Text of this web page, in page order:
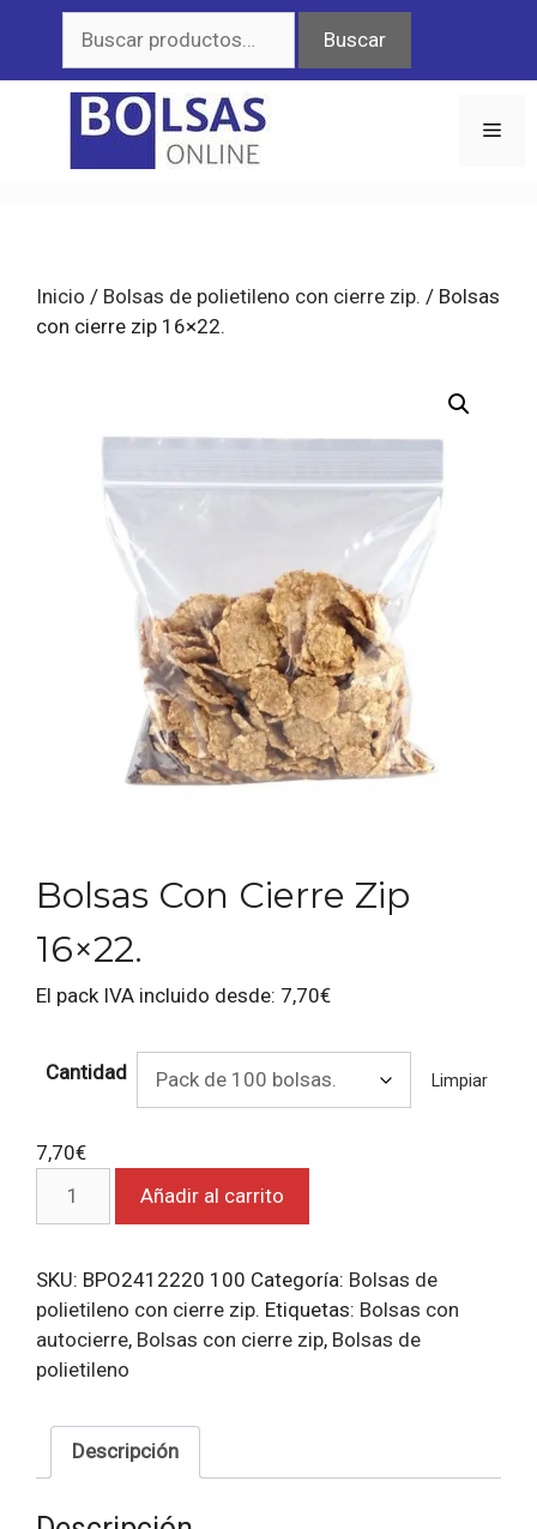
contenido
por:
Buscar
Inicio / Bolsas de polietileno con cierre zip. / Bolsas
con cierre zip 16×22.
Bolsas Con Cierre Zip
16×22.
El pack IVA incluido desde: 7,70€
Cantidad Limpiar
7,70€
zip
16x22.
cantidad
Añadir al carrito
SKU: BPO2412220 100 Categoría: Bolsas de
polietileno con cierre zip. Etiquetas: Bolsas con
autocierre, Bolsas con cierre zip, Bolsas de
polietileno
Descripción